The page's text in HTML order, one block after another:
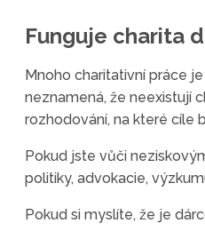
Funguje charita
Mnoho charitativní práce
neznamená, že neexistují
rozhodování, na které cíle
Pokud jste vůči
politiky, advokacie,
Pokud si myslíte, že je